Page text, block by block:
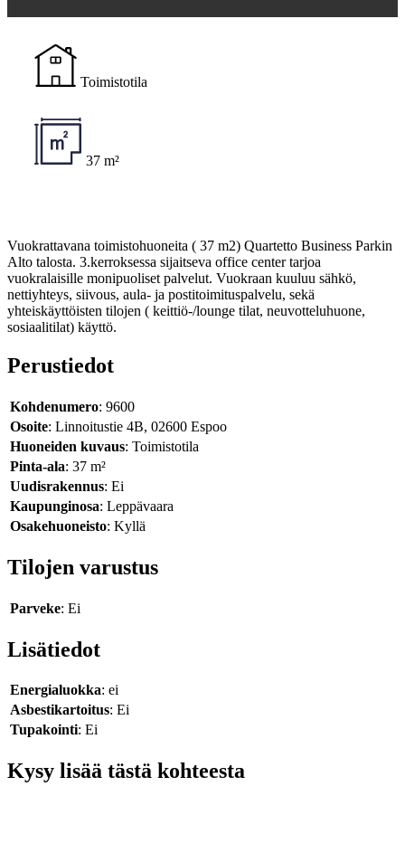
Toimistotila
37 m²
Vuokrattavana toimistohuoneita ( 37 m2) Quartetto Business Parkin
Alto talosta. 3.kerroksessa sijaitseva office center tarjoa
vuokralaisille monipuoliset palvelut. Vuokraan kuuluu sähkö,
nettiyhteys, siivous, aula- ja postitoimituspalvelu, sekä
yhteiskäyttöisten tilojen ( keittiö-/lounge tilat, neuvotteluhuone,
sosiaalitilat) käyttö.
Perustiedot
Kohdenumero: 9600
Osoite: Linnoitustie 4B, 02600 Espoo
Huoneiden kuvaus: Toimistotila
Pinta-ala: 37 m²
Uudisrakennus: Ei
Kaupunginosa: Leppävaara
Osakehuoneisto: Kyllä
Tilojen varustus
Parveke: Ei
Lisätiedot
Energialuokka: ei
Asbestikartoitus: Ei
Tupakointi: Ei
Kysy lisää tästä kohteesta